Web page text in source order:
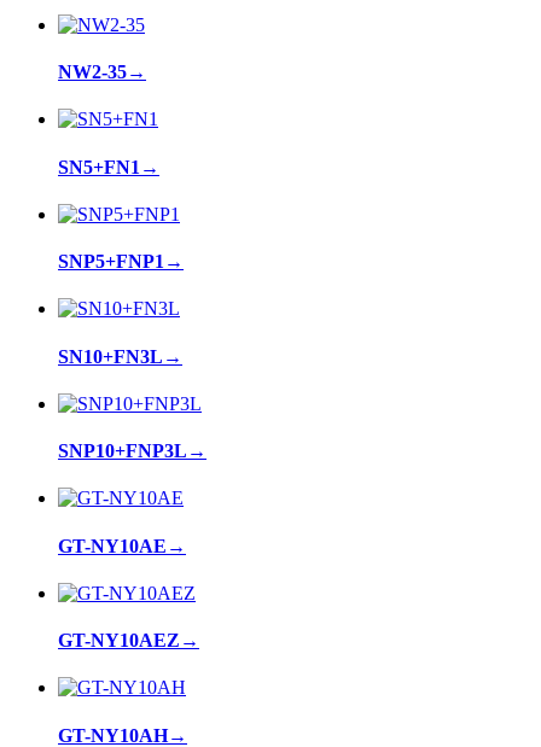
NW2-35→
SN5+FN1 →
SNP5+FNP1 →
SN10+FN3L →
SNP10+FNP3L →
GT-NY10AE →
GT-NY10AEZ →
GT-NY10AH→